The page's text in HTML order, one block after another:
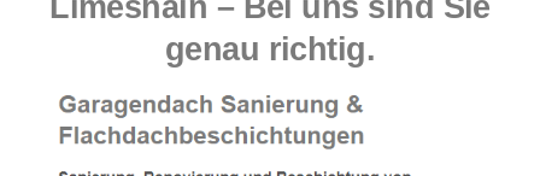
genau richtig.